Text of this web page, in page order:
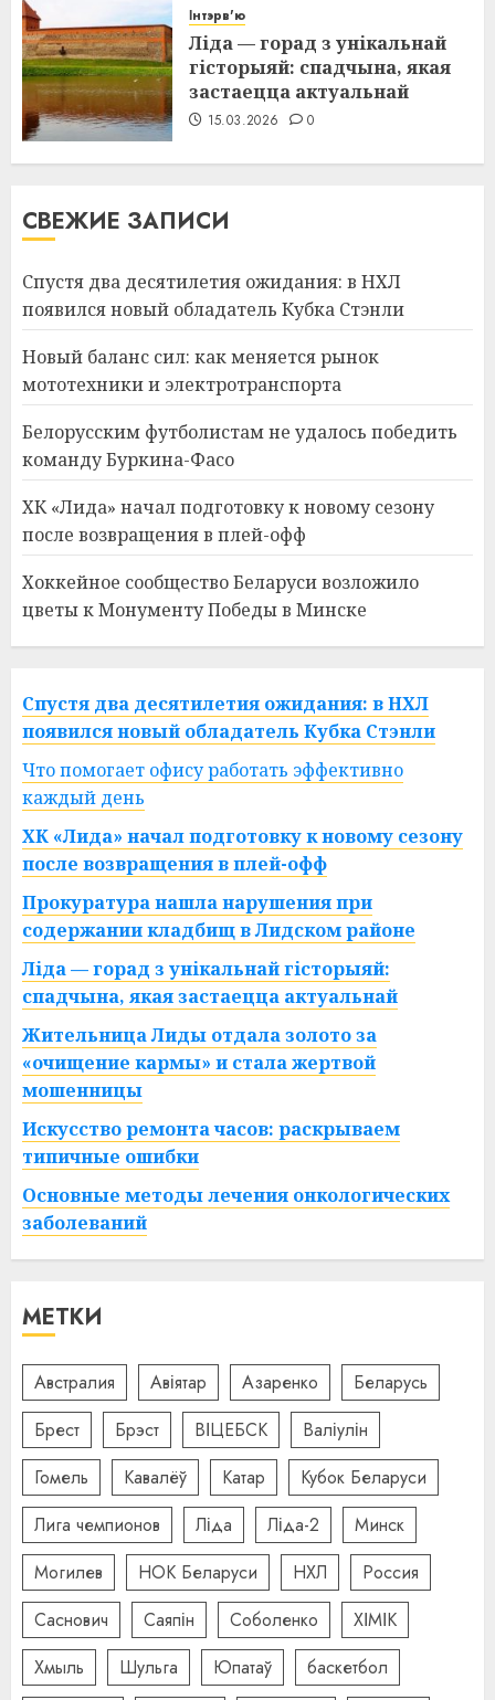
Інтэрв'ю
Ліда — горад з унікальнай
гісторыяй: спадчына, якая
застаецца актуальнай
15.03.2026 0
СВЕЖИЕ ЗАПИСИ
Спустя два десятилетия ожидания: в НХЛ
появился новый обладатель Кубка Стэнли
Новый баланс сил: как меняется рынок
мототехники и электротранспорта
Белорусским футболистам не удалось победить
команду Буркина-Фасо
ХК «Лида» начал подготовку к новому сезону
после возвращения в плей-офф
Хоккейное сообщество Беларуси возложило
цветы к Монументу Победы в Минске
Спустя два десятилетия ожидания: в НХЛ
появился новый обладатель Кубка Стэнли
Что помогает офису работать эффективно
каждый день
ХК «Лида» начал подготовку к новому сезону
после возвращения в плей-офф
Прокуратура нашла нарушения при
содержании кладбищ в Лидском районе
Ліда — горад з унікальнай гісторыяй:
спадчына, якая застаецца актуальнай
Жительница Лиды отдала золото за
«очищение кармы» и стала жертвой
мошенницы
Искусство ремонта часов: раскрываем
типичные ошибки
Основные методы лечения онкологических
заболеваний
МЕТКИ
Австралия Авіятар Азаренко
Беларусь
Брест
Брэст ВІЦЕБСК
Валіулін
Гомель
Кавалёў Катар
Кубок Беларуси
Лига чемпионов
Ліда Ліда-2
Минск
Могилев
НОК Беларуси НХЛ
Россия
Саснович
Саяпін Соболенко
ХІМІК
Хмыль
Шульга Юпатаў
баскетбол